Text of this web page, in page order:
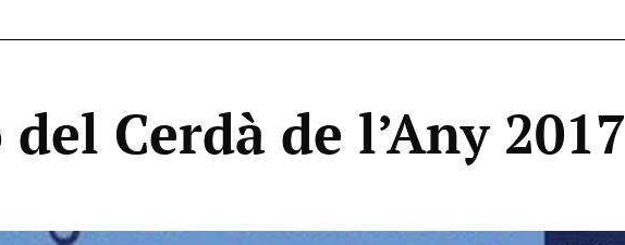
Cerdà de l’Any 2017